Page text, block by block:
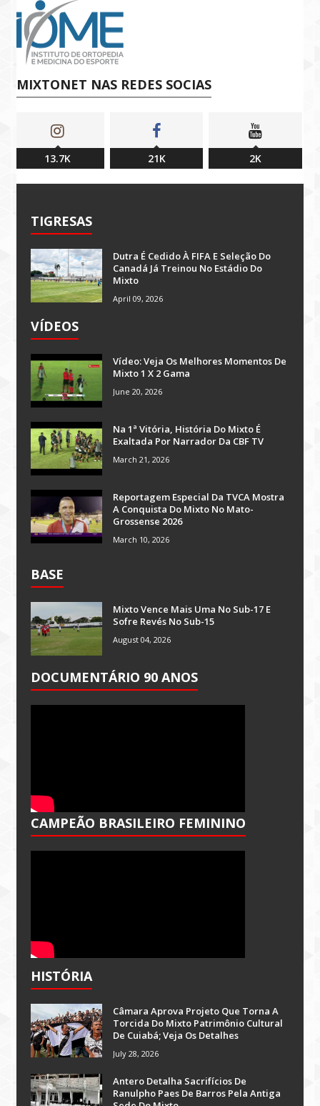
MIXTONET NAS REDES SOCIAS
13.7K 21K 2K
TIGRESAS
Dutra É Cedido À FIFA E Seleção Do
Canadá Já Treinou No Estádio Do
Mixto
April 09, 2026
VÍDEOS
Vídeo: Veja Os Melhores Momentos De
Mixto 1 X 2 Gama
June 20, 2026
Na 1ª Vitória, História Do Mixto É
Exaltada Por Narrador Da CBF TV
March 21, 2026
Reportagem Especial Da TVCA Mostra
A Conquista Do Mixto No Mato-
Grossense 2026
March 10, 2026
BASE
Mixto Vence Mais Uma No Sub-17 E
Sofre Revés No Sub-15
August 04, 2026
DOCUMENTÁRIO 90 ANOS
CAMPEÃO BRASILEIRO FEMININO
HISTÓRIA
Câmara Aprova Projeto Que Torna A
Torcida Do Mixto Patrimônio Cultural
De Cuiabá; Veja Os Detalhes
July 28, 2026
Antero Detalha Sacrifícios De
Ranulpho Paes De Barros Pela Antiga